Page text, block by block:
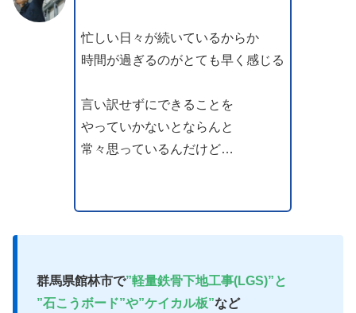
忙しい日々が続いているからか
時間が過ぎるのがとても早く感じる
言い訳せずにできることを
やっていかないとならんと
常々思っているんだけど…
群馬県館林市で”軽量鉄骨下地工事(LGS)”と
”石こうボード”や”ケイカル板”など